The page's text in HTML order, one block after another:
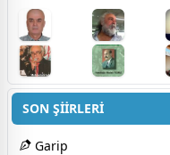
SON ŞİİRLERİ
Garip